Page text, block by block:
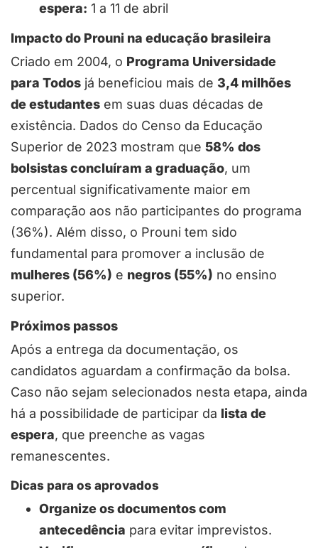
espera: 1 a 11 de abril
Impacto do Prouni na educação brasileira
Criado em 2004, o Programa Universidade
para Todos já beneficiou mais de 3,4 milhões
de estudantes em suas duas décadas de
existência. Dados do Censo da Educação
Superior de 2023 mostram que 58% dos
bolsistas concluíram a graduação, um
percentual significativamente maior em
comparação aos não participantes do programa
(36%). Além disso, o Prouni tem sido
fundamental para promover a inclusão de
mulheres (56%) e negros (55%) no ensino
superior.
Próximos passos
Após a entrega da documentação, os
candidatos aguardam a confirmação da bolsa.
Caso não sejam selecionados nesta etapa, ainda
há a possibilidade de participar da lista de
espera, que preenche as vagas
remanescentes.
Dicas para os aprovados
Organize os documentos com
antecedência para evitar imprevistos.